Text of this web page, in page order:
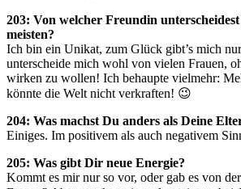
203: Von welcher Freundin
meisten?
Ich bin ein Unikat, zum Glück gibt’s mich
unterscheide mich wohl von vielen Frauen,
wirken zu wollen! Ich behaupte vielmehr:
könnte die Welt nicht verkraften! 😉
204: Was machst Du anders als Deine
Einiges. Im positivem als auch negativem
205: Was gibt Dir neue Energie?
Kommt es mir nur so vor, oder gab es von